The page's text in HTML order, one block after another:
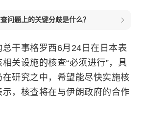
问题上的关键分歧是什么？
总干事格罗西6月24日在日本表
关设施的核查“必须进行”，具
研究之中，希望能尽快实施核
，核查将在与伊朗政府的合作